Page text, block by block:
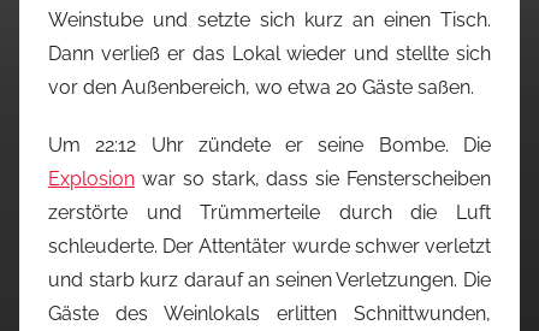
Weinstube und setzte sich kurz an einen Tisch.
Dann verließ er das Lokal wieder und stellte sich
vor den Außenbereich, wo etwa 20 Gäste saßen.
Um 22:12 Uhr zündete er seine Bombe. Die
Explosion war so stark, dass sie Fensterscheiben
zerstörte und Trümmerteile durch die Luft
schleuderte. Der Attentäter wurde schwer verletzt
und starb kurz darauf an seinen Verletzungen. Die
Gäste des Weinlokals erlitten Schnittwunden,